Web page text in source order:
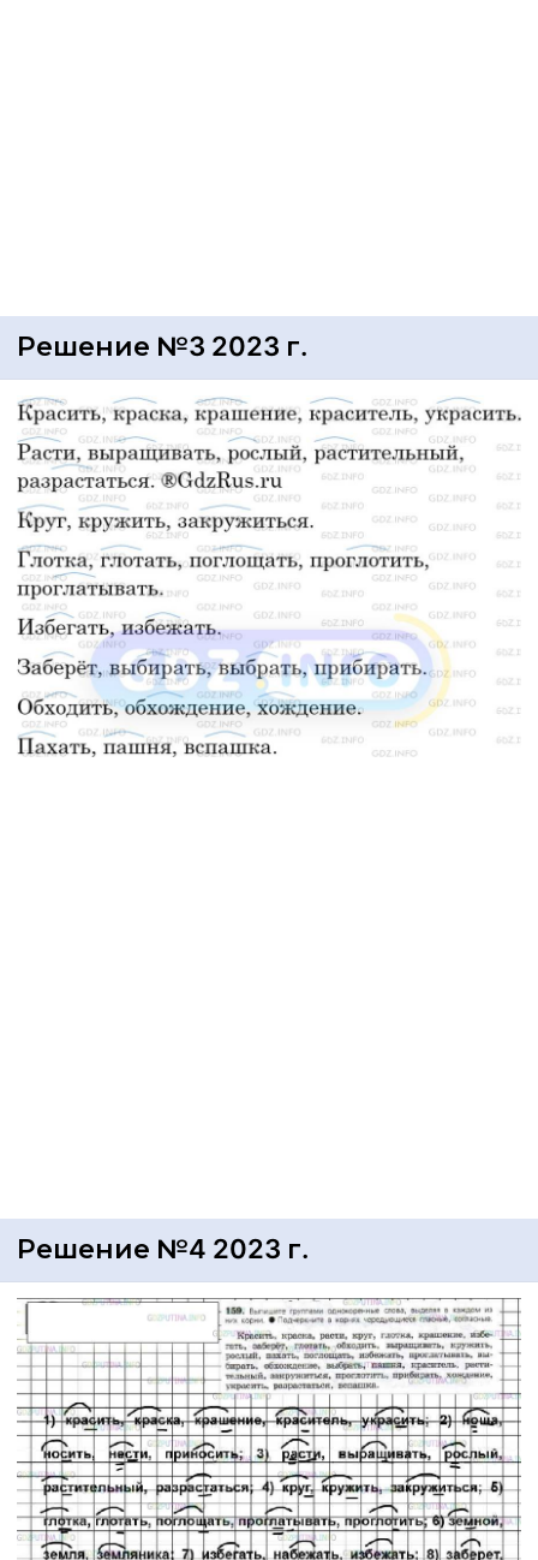
Решение №3 2023 г.
Решение №4 2023 г.